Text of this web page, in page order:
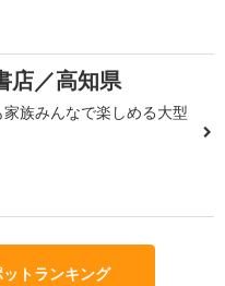
店／高知県
族みんなで楽しめる大型
トランキング